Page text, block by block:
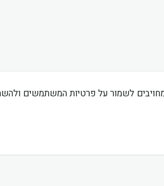
לשמור על פרטיות המשתמשים